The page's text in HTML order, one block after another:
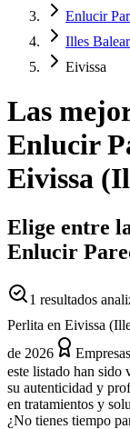
Enlucir
Illes
Eivissa
Las
Enlucir
Eivissa (
Elige entre
Enlucir
1 resultados
Perlita en Eivissa
de 2026
este listado han sido
su autenticidad y
en tratamientos y
¿No tienes tiempo